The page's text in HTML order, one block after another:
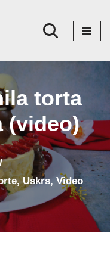
torta
(video)
,Uskrs, Video